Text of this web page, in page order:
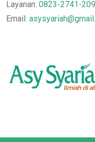
Layanan: 0823-2741-
Email: